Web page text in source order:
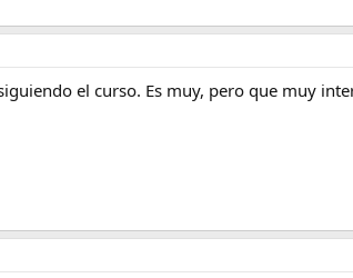
el curso. Es muy, pero que muy